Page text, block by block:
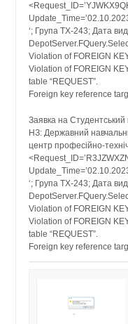
‘; Група ТХ-243; Дата
Violation of FOREIGN
Violation of FOREIGN
table “REQUEST”.
Foreign key reference
Заявка на Студентський
НЗ: Державний
центр професійно-
‘; Група ТХ-243; Дата
Violation of FOREIGN
Violation of FOREIGN
table “REQUEST”.
Foreign key reference